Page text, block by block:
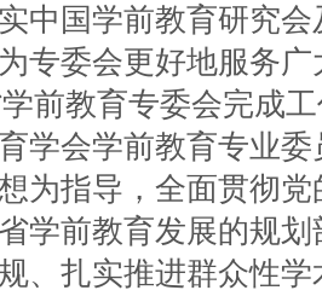
中国学前教育研究
专委会更好地服务
前教育专委会完成
学会学前教育专业
为指导，全面贯彻
学前教育发展的规
、扎实推进群众性